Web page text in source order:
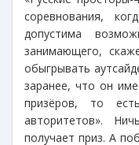
соревнования,
допустима
занимающего,
обыгрывать
заранее, что он
призёров, то
авторитетов».
получает приз. А